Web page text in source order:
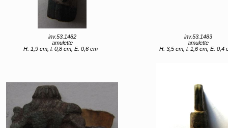
inv.53.1482
amulette
H. 1,9 cm, l. 0,8 cm, E. 0,6 cm
inv.53.1483
amulette
H. 3,5 cm, l. 1,6 cm, E. 0,4